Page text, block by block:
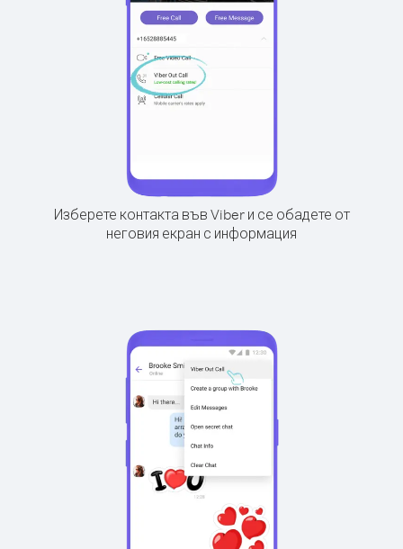
Изберете контакта във Viber и се обадете от
неговия екран с информация